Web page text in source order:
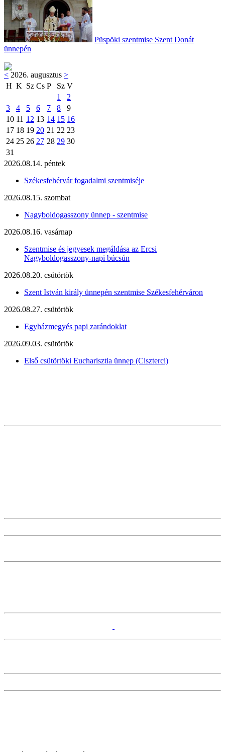
Püspöki szentmise Szent Donát
ünnepén
< 2026. augusztus >
H K Sz Cs P Sz V
1
2
3
4 5 6 7 8
9
10 11 12 13 14 15 16
17 18 19 20 21 22 23
24 25 26 27 28 29 30
31
2026.08.14. péntek
Székesfehérvár fogadalmi szentmiséje
2026.08.15. szombat
Nagyboldogasszony ünnep - szentmise
2026.08.16. vasárnap
Szentmise és jegyesek megáldása az Ercsi
Nagyboldogasszony-napi búcsún
2026.08.20. csütörtök
Szent István király ünnepén szentmise Székesfehérváron
2026.08.27. csütörtök
Egyházmegyés papi zarándoklat
2026.09.03. csütörtök
Első csütörtöki Eucharisztia ünnep (Ciszterci)